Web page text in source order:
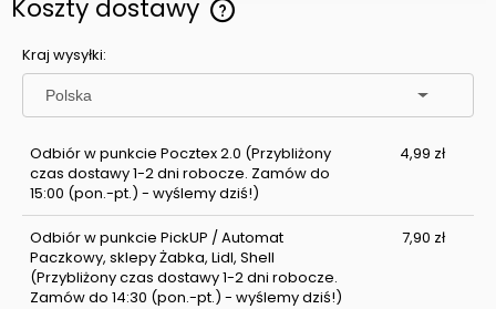
Koszty dostawy
Cena nie zawiera ewentualnych kosztów płatności
Kraj wysyłki:
Odbiór w punkcie Pocztex 2.0 (Przybliżony
czas dostawy 1-2 dni robocze. Zamów do
15:00 (pon.-pt.) - wyślemy dziś!)
4,99 zł
Odbiór w punkcie PickUP / Automat
Paczkowy, sklepy Żabka, Lidl, Shell
(Przybliżony czas dostawy 1-2 dni robocze.
Zamów do 14:30 (pon.-pt.) - wyślemy dziś!)
7,90 zł